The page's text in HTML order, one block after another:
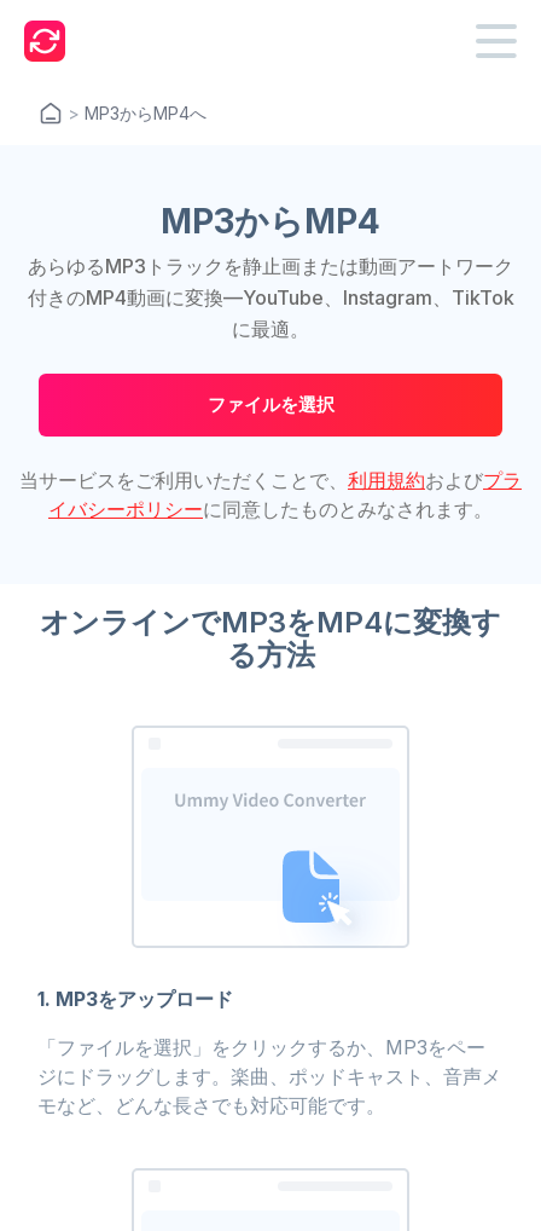
> MP3からMP4へ
MP3からMP4
あらゆるMP3トラックを静止画または動画アートワーク
付きのMP4動画に変換—YouTube、Instagram、TikTok
に最適。
ファイルを選択
当サービスをご利用いただくことで、 利用規約およびプラ
イバシーポリシーに同意したものとみなされます。
オンラインでMP3をMP4に変換す
る方法
1. MP3をアップロード
「ファイルを選択」をクリックするか、MP3をペー
ジにドラッグします。楽曲、ポッドキャスト、音声メ
モなど、どんな長さでも対応可能です。